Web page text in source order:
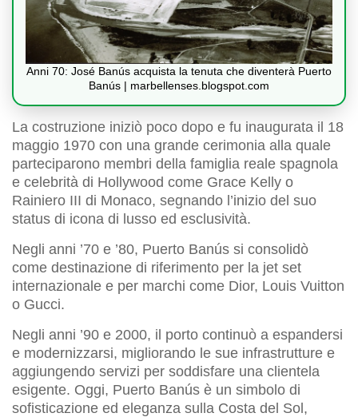
Anni 70: José Banús acquista la tenuta che diventerà Puerto
Banús | marbellenses.blogspot.com
La costruzione iniziò poco dopo e fu inaugurata il 18
maggio 1970 con una grande cerimonia alla quale
parteciparono membri della famiglia reale spagnola
e celebrità di Hollywood come Grace Kelly o
Rainiero III di Monaco, segnando l’inizio del suo
status di icona di lusso ed esclusività.
Negli anni ’70 e ’80, Puerto Banús si consolidò
come destinazione di riferimento per la jet set
internazionale e per marchi come Dior, Louis Vuitton
o Gucci.
Negli anni ’90 e 2000, il porto continuò a espandersi
e modernizzarsi, migliorando le sue infrastrutture e
aggiungendo servizi per soddisfare una clientela
esigente. Oggi, Puerto Banús è un simbolo di
sofisticazione ed eleganza sulla Costa del Sol,